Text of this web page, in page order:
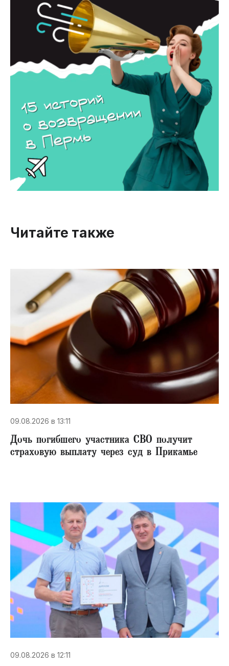
Читайте также
09.08.2026 в 13:11
Дочь погибшего участника СВО получит
страховую выплату через суд в Прикамье
09.08.2026 в 12:11